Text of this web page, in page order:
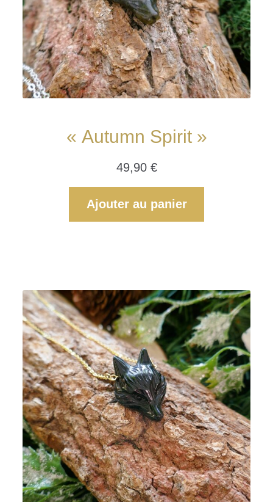
« Autumn Spirit »
49,90 €
Ajouter au panier